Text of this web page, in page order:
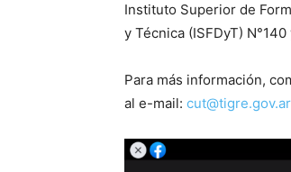
Instituto Superior de
y Técnica (ISFDyT)
Para más información,
al e-mail: cut@tigre.gov.ar